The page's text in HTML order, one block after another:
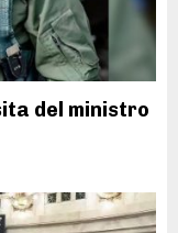
del ministro